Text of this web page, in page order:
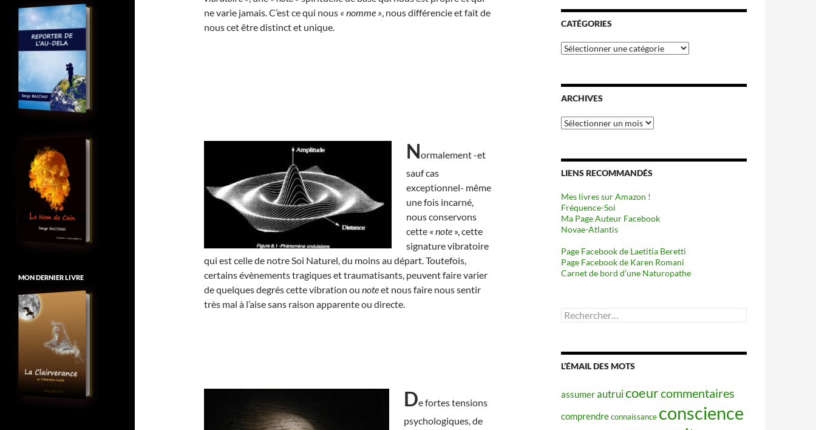
ne varie jamais. C’est ce qui nous « nomme », nous différencie et fait de
nous cet être distinct et unique.
Normalement -et
sauf cas
exceptionnel- même
une fois incarné,
nous conservons
cette « note », cette
signature vibratoire
qui est celle de notre Soi Naturel, du moins au départ. Toutefois,
certains évènements tragiques et traumatisants, peuvent faire varier
de quelques degrés cette vibration ou noteet nous faire nous sentir
très mal à l’aise sans raison apparente ou directe.
De fortes tensions
psychologiques, de
CATÉGORIES
Catégories
ARCHIVES
Archives
LIENS RECOMMANDÉS
Mes livres sur Amazon !
Fréquence-Soi
Ma Page Auteur Facebook
Novae-Atlantis
Page Facebook de Laetitia Beretti
Page Facebook de Karen Romani
Carnet de bord d’une Naturopathe
Rechercher :
L’ÉMAIL DES MOTS
assumerautruicoeurcommentaires
comprendreconnaissance conscience
MON DERNIER LIVRE